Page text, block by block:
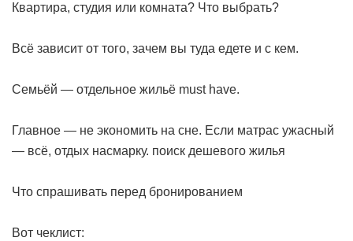
Квартира, студия или комната? Что выбрать?
Всё зависит от того, зачем вы туда едете и с кем.
Семьёй — отдельное жильё must have.
Главное — не экономить на сне. Если матрас ужасный
— всё, отдых насмарку. поиск дешевого жилья
Что спрашивать перед бронированием
Вот чеклист: